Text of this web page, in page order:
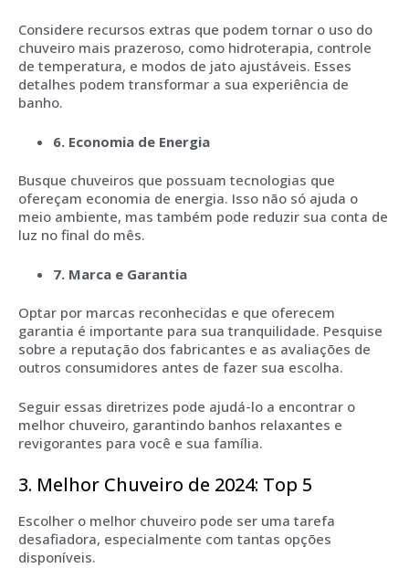
Considere recursos extras que podem tornar o uso do
chuveiro mais prazeroso, como hidroterapia, controle
de temperatura, e modos de jato ajustáveis. Esses
detalhes podem transformar a sua experiência de
banho.
6. Economia de Energia
Busque chuveiros que possuam tecnologias que
ofereçam economia de energia. Isso não só ajuda o
meio ambiente, mas também pode reduzir sua conta de
luz no final do mês.
7. Marca e Garantia
Optar por marcas reconhecidas e que oferecem
garantia é importante para sua tranquilidade. Pesquise
sobre a reputação dos fabricantes e as avaliações de
outros consumidores antes de fazer sua escolha.
Seguir essas diretrizes pode ajudá-lo a encontrar o
melhor chuveiro, garantindo banhos relaxantes e
revigorantes para você e sua família.
3. Melhor Chuveiro de 2024: Top 5
Escolher o melhor chuveiro pode ser uma tarefa
desafiadora, especialmente com tantas opções
disponíveis.